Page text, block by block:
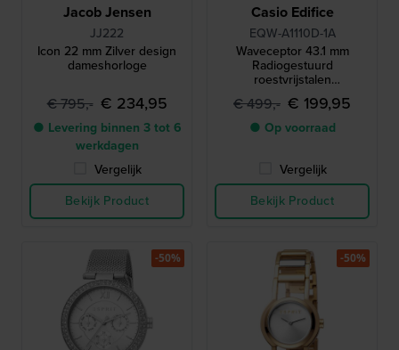
Jacob Jensen
JJ222
Icon 22 mm Zilver design
dameshorloge
€ 795,- € 234,95
● Levering binnen 3 tot 6
werkdagen
Vergelijk
Bekijk Product
Casio Edifice
EQW-A1110D-1A
Waveceptor 43.1 mm
Radiogestuurd
roestvrijstalen
quartzhorloge op zonne-
energie met 24-
uursindicator
€ 499,- € 199,95
● Op voorraad
Vergelijk
Bekijk Product
-50% -50%